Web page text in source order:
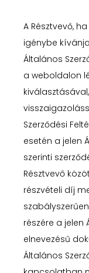
A Résztvevő,
igénybe
Általános
a weboldalon
Szerződési
esetén a jelen
szerinti
Résztvevő
részvételi díj
részére a jelen
elnevezésű
Általános